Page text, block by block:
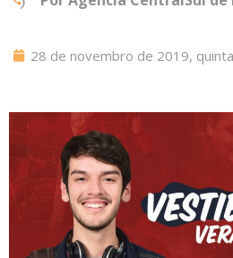
28 de novembro de 2019,